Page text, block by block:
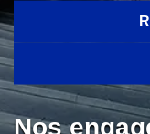
Nos